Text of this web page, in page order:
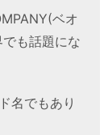
ベオ
も話題にな
名でもあり